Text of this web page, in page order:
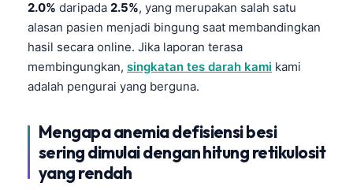
2.0% daripada 2.5%, yang merupakan salah satu
alasan pasien menjadi bingung saat membandingkan
hasil secara online. Jika laporan terasa
membingungkan, singkatan tes darah kami kami
adalah pengurai yang berguna.
Mengapa anemia defisiensi besi
sering dimulai dengan hitung retikulosit
yang rendah